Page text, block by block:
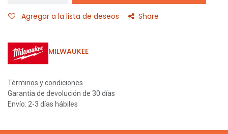
Agregar a la lista de deseos Share
MILWAUKEE
Términos y condiciones
Garantía de devolución de 30 días
Envío: 2-3 días hábiles